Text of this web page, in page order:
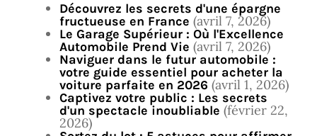
Découvrez les secrets d'une épargne
fructueuse en France (avril 7, 2026)
Le Garage Supérieur : Où l'Excellence
Automobile Prend Vie (avril 7, 2026)
Naviguer dans le futur automobile :
votre guide essentiel pour acheter la
voiture parfaite en 2026 (avril 1, 2026)
Captivez votre public : Les secrets
d'un spectacle inoubliable (février 22,
2026)